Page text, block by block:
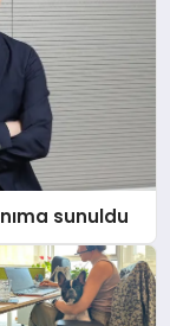
sunuldu